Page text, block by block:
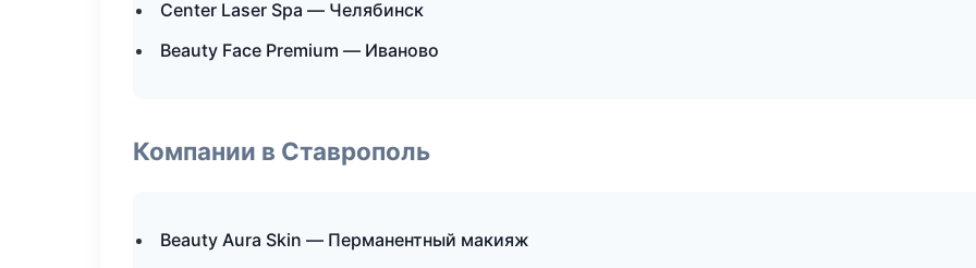
Center Laser Spa — Челябинск
Beauty Face Premium — Иваново
Компании в Ставрополь
Beauty Aura Skin — Перманентный макияж